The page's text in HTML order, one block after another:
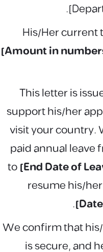
His/Her current
[Amount in
This letter is
support his/her
visit your country.
paid annual leave
to[End Date of
resume his/
.
We confirm that
is secure, and